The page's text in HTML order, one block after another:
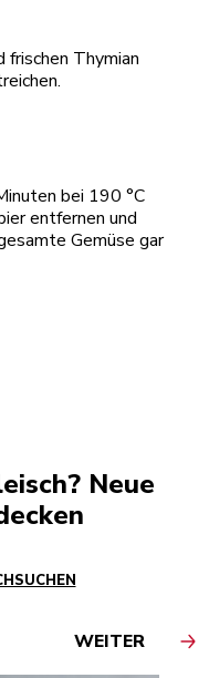
frischen Thymian
bei 190 °C
entfernen und
Gemüse gar
Neue
WEITER